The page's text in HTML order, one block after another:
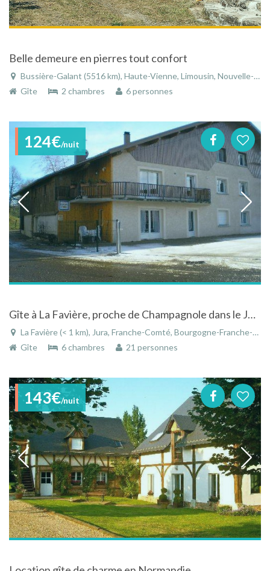
Belle demeure en pierres tout confort
Bussière-Galant (5516 km), Haute-Vienne, Limousin, Nouvelle-Aquitaine, France
Gîte
2 chambres 6 personnes
124€/nuit
Gîte à La Favière, proche de Champagnole dans le Jura en Franche-Comté, au calme à la ferme
La Favière (< 1 km), Jura, Franche-Comté, Bourgogne-Franche-Comté, France
Gîte
6 chambres 21 personnes
143€/nuit